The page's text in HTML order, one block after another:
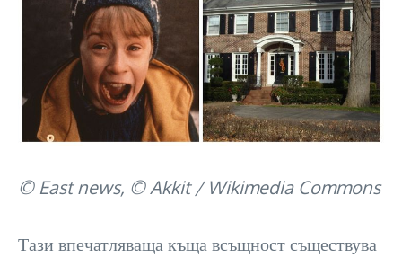
© East news, © Akkit / Wikimedia Commons
Тази впечатляваща къща всъщност съществува